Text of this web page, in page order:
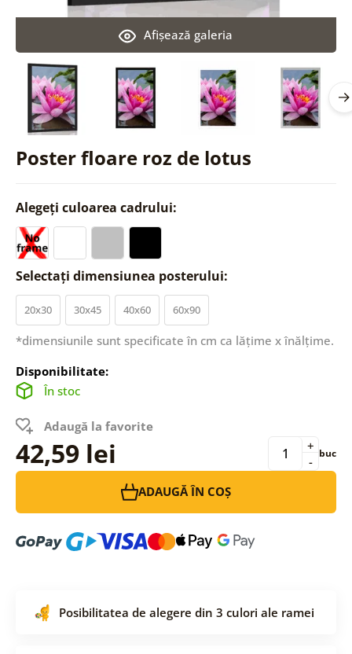
Poster floare roz de lotus
Afişează galeria
Alegeți culoarea cadrului:
Selectați dimensiunea posterului:
20x30 30x45 40x60 60x90
*dimensiunile sunt specificate în cm ca lățime x înălțime.
Disponibilitate:
În stoc
Adaugă la favorite
42,59 lei -
+ buc
ADAUGĂ ÎN COȘ
Posibilitatea de alegere din 3 culori ale ramei